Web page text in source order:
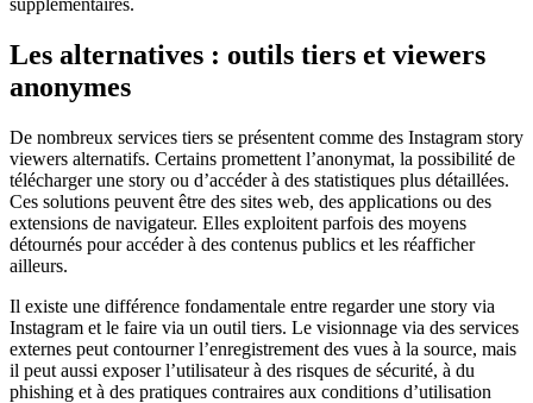
supplémentaires.
Les alternatives : outils tiers et viewers
anonymes
De nombreux services tiers se présentent comme des Instagram story
viewers alternatifs. Certains promettent l’anonymat, la possibilité de
télécharger une story ou d’accéder à des statistiques plus détaillées.
Ces solutions peuvent être des sites web, des applications ou des
extensions de navigateur. Elles exploitent parfois des moyens
détournés pour accéder à des contenus publics et les réafficher
ailleurs.
Il existe une différence fondamentale entre regarder une story via
Instagram et le faire via un outil tiers. Le visionnage via des services
externes peut contourner l’enregistrement des vues à la source, mais
il peut aussi exposer l’utilisateur à des risques de sécurité, à du
phishing et à des pratiques contraires aux conditions d’utilisation